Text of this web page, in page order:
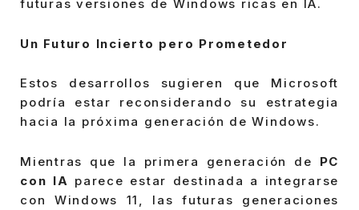
futuras versiones de Windows ricas en IA.
Un Futuro Incierto pero Prometedor
Estos desarrollos sugieren que Microsoft
podría estar reconsiderando su estrategia
hacia la próxima generación de Windows.
Mientras que la primera generación de PC
con IA parece estar destinada a integrarse
con Windows 11, las futuras generaciones